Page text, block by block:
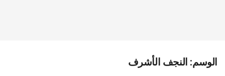
الوسم: النجف الأشرف